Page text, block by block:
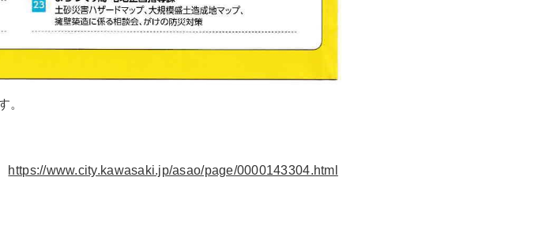
。
https://www.city.kawasaki.jp/asao/page/0000143304.html